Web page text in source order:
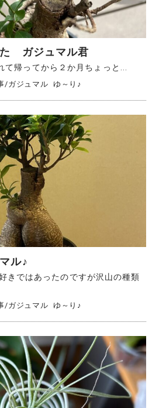
ガジュマル君
帰ってから２か月ちょっと...
/ガジュマル ゆ～り♪
ル♪
ではあったのですが沢山の種類
/ガジュマル ゆ～り♪